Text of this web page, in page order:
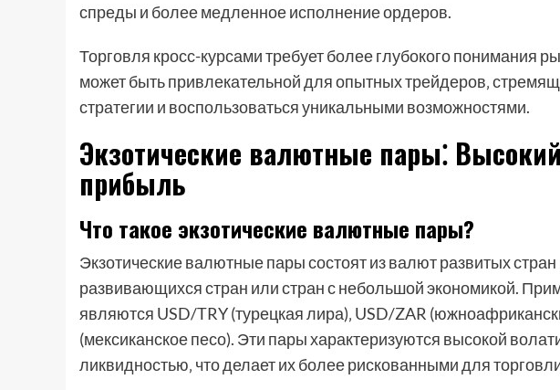
спреды и более медленное исполнение ордеров.
Торговля кросс-курсами требует более глубокого понимания
может быть привлекательной для опытных трейдеров‚
стратегии и воспользоваться уникальными возможностями.
Экзотические валютные пары⁚
прибыль
Что такое экзотические валютные пары?
Экзотические валютные пары состоят из валют развитых
развивающихся стран или стран с небольшой экономикой.
являются USD/TRY (турецкая лира)‚ USD/ZAR
(мексиканское песо). Эти пары характеризуются высокой
ликвидностью‚ что делает их более рискованными для